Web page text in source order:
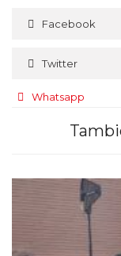
Facebook
Twitter
Whatsapp